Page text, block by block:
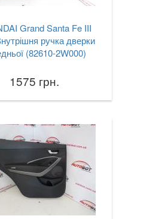
Grand Santa Fe III
ручка дверки
(82610-2W000)
1575 грн.